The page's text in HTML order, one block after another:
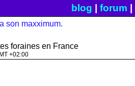
blog forum
foraines en France
+02:00